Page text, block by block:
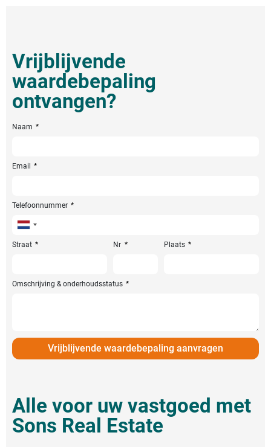
Vrijblijvende
waardebepaling
ontvangen?
Naam
Email
Telefoonnummer
Netherlands
+31
Straat Nr Plaats
Omschrijving & onderhoudsstatus
Vrijblijvende waardebepaling aanvragen
Alle voor uw vastgoed met
Sons Real Estate